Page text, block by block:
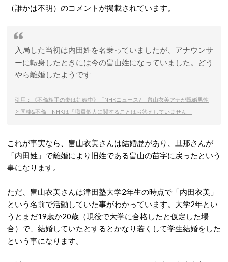
（誰かは不明）のコメントが掲載されています。
入局した当初は内田姓を名乗っていましたが、アナウンサ
ーに転身したときには今の畠山姓になっていました。どう
やら離婚したようです
引用：《不倫相手の妻は妊娠中》「NHKニュース7」畠山衣美アナが既婚男性
と同棲&不倫 NHKは「職員個人に関することはお答えしていません」
これが事実なら、畠山衣美さんは結婚歴があり、旦那さんが
「内田姓」で離婚により旧姓である畠山の苗字に戻ったという
事になります。
ただ、畠山衣美さんは津田塾大学2年生の時点で「内田衣美」
という名前で活動していた事がわかっています。大学2年とい
うとまだ19歳か20歳（現役で大学に合格したと仮定した場
合）で、結婚していたとするとかなり若くして学生結婚をした
という事になります。